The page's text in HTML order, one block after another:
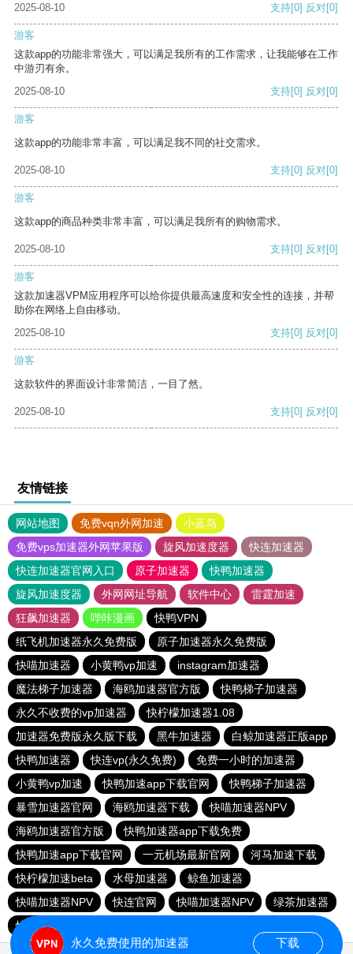
2025-08-10
支持[0] 反对[0]
游客
这款app的功能非常强大，可以满足我所有的工作需求，让我能够在工作
中游刃有余。
2025-08-10
支持[0] 反对[0]
游客
这款app的功能非常丰富，可以满足我不同的社交需求。
2025-08-10 支持[0] 反对[0]
游客
这款app的商品种类非常丰富，可以满足我所有的购物需求。
2025-08-10 支持[0] 反对[0]
游客
这款加速器VPM应用程序可以给你提供最高速度和安全性的连接，并帮
助你在网络上自由移动。
2025-08-10
支持[0] 反对[0]
游客
这款软件的界面设计非常简洁，一目了然。
2025-08-10 支持[0] 反对[0]
友情链接
网站地图 免费vqn外网加速
小蓝鸟
免费vps加速器外网苹果版
旋风加速度器
快连加速器
快连加速器官网入口
原子加速器
快鸭加速器
旋风加速度器
外网网址导航 软件中心
雷霆加速
狂飙加速器
哔咔漫画
快鸭VPN
纸飞机加速器永久免费版
原子加速器永久免费版
快喵加速器
小黄鸭vp加速
instagram加速器
魔法梯子加速器
海鸥加速器官方版
快鸭梯子加速器
永久不收费的vp加速器
快柠檬加速器1.08
加速器免费版永久版下载
黑牛加速器
白鲸加速器正版app
快鸭加速器
快连vp(永久免费)
免费一小时的加速器
小黄鸭vp加速
快鸭加速app下载官网
快鸭梯子加速器
暴雪加速器官网
海鸥加速器下载
快喵加速器NPV
海鸥加速器官方版
快鸭加速器app下载免费
快鸭加速app下载官网
一元机场最新官网
河马加速下载
快柠檬加速beta
水母加速器
鲸鱼加速器
快喵加速器NPV
快连官网 快喵加速器NPV
绿茶加速器
快鸭加速器
永久免费使用的加速器 下载